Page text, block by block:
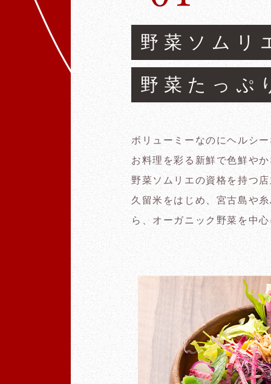
野菜ソムリ
野菜たっぷ
ボリューミーなのにヘルシ
お料理を彩る新鮮で色鮮や
野菜ソムリエの資格を持つ
久留米をはじめ、宮古島や
ら、オーガニック野菜を中